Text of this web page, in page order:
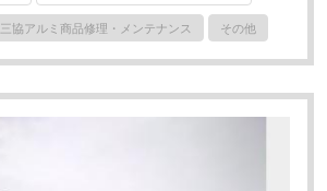
三協アルミ商品修理・メンテナンス その他